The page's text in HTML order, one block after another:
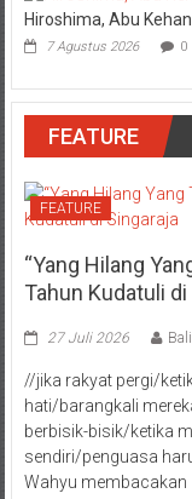
Hiroshima, Abu
7 Agustus 2026 0
FEATURE
FEATURE
“Yang Hilang
Tahun Kudatuli
27 Juli 2026
//jika rakyat pergi/
hati/barangkali
berbisik-bisik/ketika
sendiri/penguasa
Wahyu membacakan